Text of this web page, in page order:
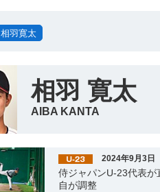
相羽寛太
相羽 寛太
AIBA KANTA
2024年9月3日
侍ジャパンU-23代表
自が調整